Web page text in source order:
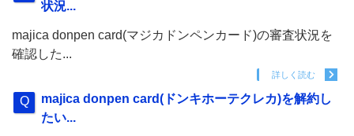
状況...
majica donpen card(マジカドンペンカード)の審査状況を
確認した...
詳しく読む
majica donpen card(ドンキホーテクレカ)を解約し
たい...